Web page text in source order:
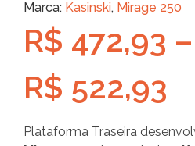
Marca: Kasinski, Mirage 250
R$ 472,93 –
R$ 522,93
Plataforma Traseira